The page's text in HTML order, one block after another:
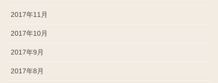
2017年11月
2017年10月
2017年9月
2017年8月